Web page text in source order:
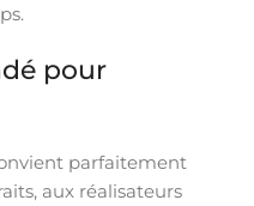
pour
parfaitement
aux réalisateurs